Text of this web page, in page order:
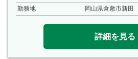
勤務地
岡山県倉敷市新田
詳細を見る